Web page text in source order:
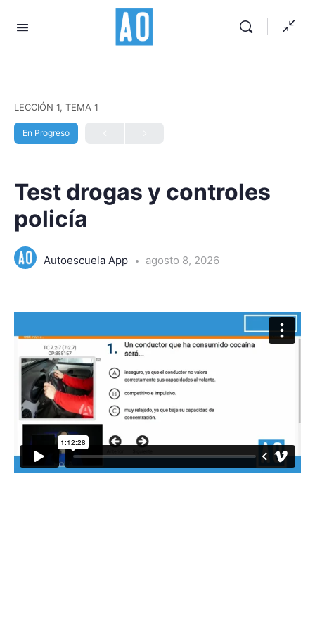
LECCIÓN 1, TEMA 1
En Progreso
Test drogas y controles
policía
Autoescuela App agosto 8, 2026